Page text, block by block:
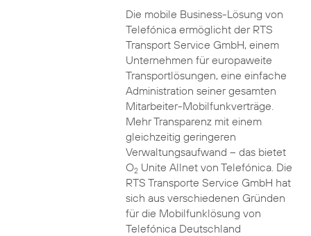
Die mobile Business-Lösung von
Telefónica ermöglicht der RTS
Transport Service GmbH, einem
Unternehmen für europaweite
Transportlösungen, eine einfache
Administration seiner gesamten
Mitarbeiter-Mobilfunkverträge.
Mehr Transparenz mit einem
gleichzeitig geringeren
Verwaltungsaufwand – das bietet
O2Unite Allnet von Telefónica. Die
RTS Transporte Service GmbH hat
sich aus verschiedenen Gründen
für die Mobilfunklösung von
Telefónica Deutschland